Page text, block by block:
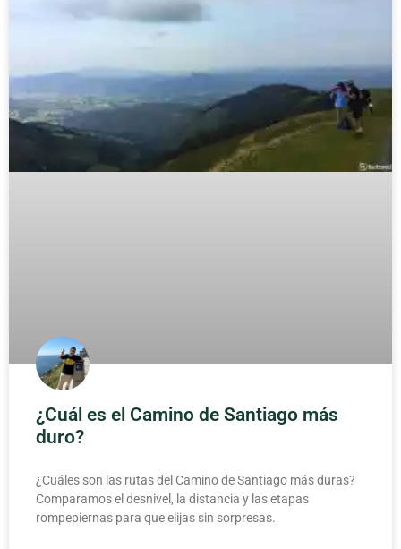
¿Cuál es el Camino de Santiago más
duro?
¿Cuáles son las rutas del Camino de Santiago más duras?
Comparamos el desnivel, la distancia y las etapas
rompepiernas para que elijas sin sorpresas.